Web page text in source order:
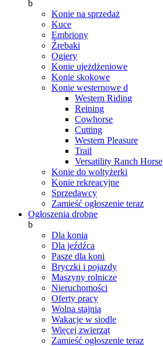
b
Konie na sprzedaż
Kuce
Embriony
Źrebaki
Ogiery
Konie ujeżdżeniowe
Konie skokowe
Konie westernowe d
Western Riding
Reining
Cowhorse
Cutting
Western Pleasure
Trail
Versatility Ranch Horse
Konie do woltyżerki
Konie rekreacyjne
Sprzedawcy
Zamieść ogłoszenie teraz
Ogłoszenia drobne
b
Dla konia
Dla jeźdźca
Pasze dla koni
Bryczki i pojazdy
Maszyny rolnicze
Nieruchomości
Oferty pracy
Wolna stajnia
Wakacje w siodle
Więcej zwierząt
Zamieść ogłoszenie teraz